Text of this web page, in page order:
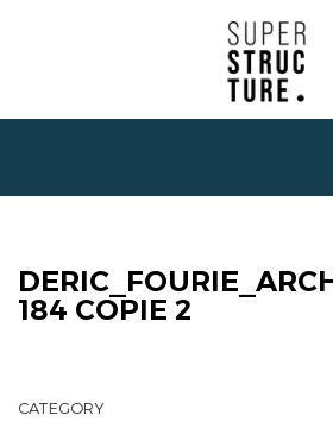
184 COPIE 2
CATEGORY